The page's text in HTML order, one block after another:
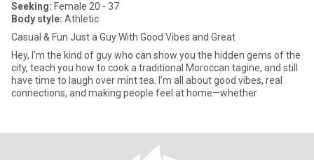
Seeking: Female 20 - 37
Body style: Athletic
Casual & Fun Just a Guy With Good Vibes and Great
Hey, I’m the kind of guy who can show you the hidden gems of the
city, teach you how to cook a traditional Moroccan tagine, and still
have time to laugh over mint tea. I’m all about good vibes, real
connections, and making people feel at home—whether